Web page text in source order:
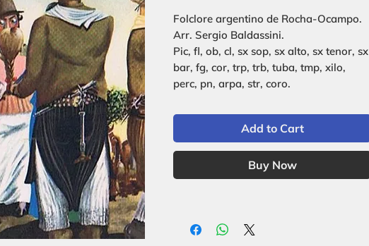
Folclore argentino de Rocha-Ocampo.
Arr. Sergio Baldassini.
Pic, fl, ob, cl, sx sop, sx alto, sx tenor, sx
bar, fg, cor, trp, trb, tuba, tmp, xilo,
perc, pn, arpa, str, coro.
Add to Cart
Buy Now